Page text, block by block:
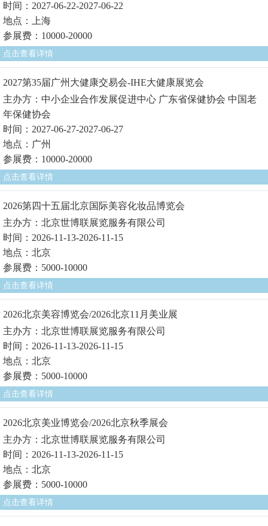
时间：2027-06-22-2027-06-22
地点：上海
参展费：10000-20000
点击查看详情
2027第35届广州大健康交易会-IHE大健康展览会
主办方：中小企业合作发展促进中心 广东省保健协会 中国老
年保健协会
时间：2027-06-27-2027-06-27
地点：广州
参展费：10000-20000
点击查看详情
2026第四十五届北京国际美容化妆品博览会
主办方：北京世博联展览服务有限公司
时间：2026-11-13-2026-11-15
地点：北京
参展费：5000-10000
点击查看详情
2026北京美容博览会/2026北京11月美业展
主办方：北京世博联展览服务有限公司
时间：2026-11-13-2026-11-15
地点：北京
参展费：5000-10000
点击查看详情
2026北京美业博览会/2026北京秋季展会
主办方：北京世博联展览服务有限公司
时间：2026-11-13-2026-11-15
地点：北京
参展费：5000-10000
点击查看详情